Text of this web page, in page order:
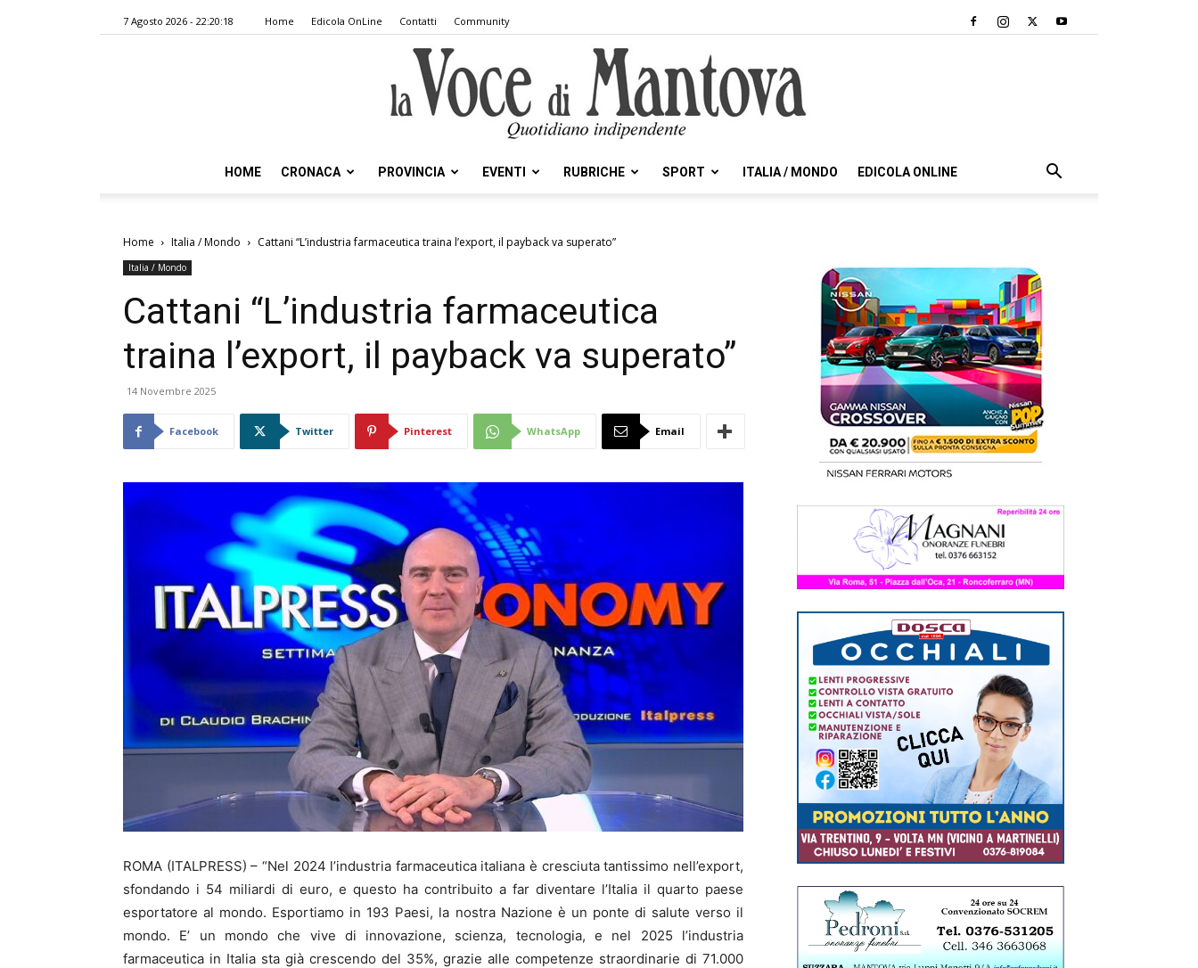
7 Agosto 2026 - 22:20:18 Home Edicola OnLine Contatti Community
Voce
HOME CRONACA PROVINCIA EVENTI RUBRICHE SPORT ITALIA / MONDO EDICOLA ONLINE
Home Italia / Mondo Cattani “L’industria farmaceutica traina l’export, il payback va superato”
Italia / Mondo
Cattani “L’industria farmaceutica
traina l’export, il payback va superato”
14 Novembre 2025
Facebook Twitter Pinterest WhatsApp Email
ROMA (ITALPRESS) – “Nel 2024 l’industria farmaceutica italiana è cresciuta tantissimo nell’export,
sfondando i 54 miliardi di euro, e questo ha contribuito a far diventare l’Italia il quarto paese
esportatore al mondo. Esportiamo in 193 Paesi, la nostra Nazione è un ponte di salute verso il
mondo. E’ un mondo che vive di innovazione, scienza, tecnologia, e nel 2025 l’industria
farmaceutica in Italia sta già crescendo del 35%, grazie alle competenze straordinarie di 71.000